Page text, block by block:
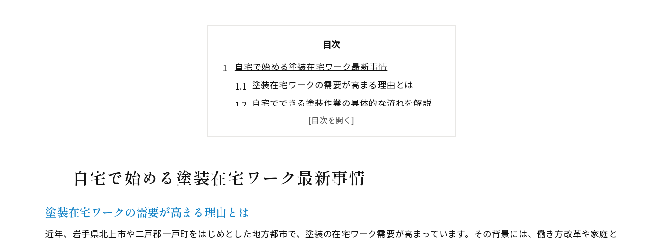
目次
自宅で始める塗装在宅ワーク最新事情
塗装在宅ワークの需要が高まる理由とは
自宅でできる塗装作業の具体的な流れを解説
主婦に人気の塗装内職の特徴と魅力を紹介
塗装在宅ワークの安全対策と注意点を知る
塗装未経験から挑戦する働き方改革
主婦が塗装ワークで得られるスキルと成長
自宅で始める塗装在宅ワーク最新事情
塗装在宅ワークの需要が高まる理由とは
近年、岩手県北上市や二戸郡一戸町をはじめとした地方都市で、塗装の在宅ワーク需要が高まっています。その背景には、働き方改革や家庭と